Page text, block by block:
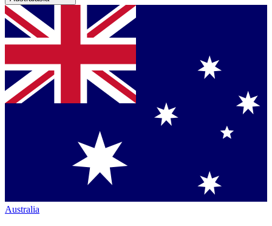
Australia